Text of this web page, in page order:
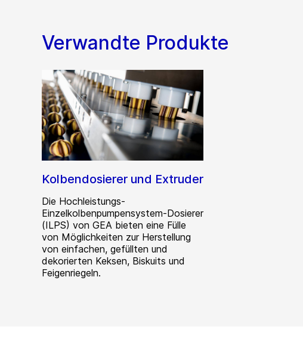
Verwandte Produkte
Kolbendosierer und Extruder
Die Hochleistungs-
Einzelkolbenpumpensystem-Dosierer
(ILPS) von GEA bieten eine Fülle
von Möglichkeiten zur Herstellung
von einfachen, gefüllten und
dekorierten Keksen, Biskuits und
Feigenriegeln.